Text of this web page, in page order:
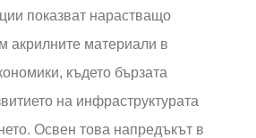
показват нарастващо
акрилните материали в
където бързата
на инфраструктурата
Освен това напредъкът в